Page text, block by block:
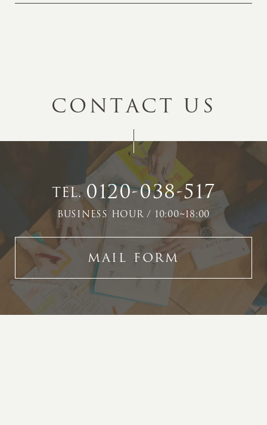
CONTACT US
TEL.0120-038-517
BUSINESS HOUR / 10:00~18:00
MAIL FORM